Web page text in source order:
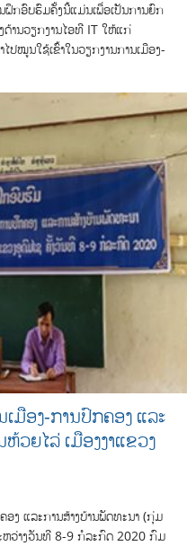
ຝຶກອົບຮົມຄັ້ງນີ້ແມ່ນເພື່ອເປັນການຍົກ
ດ້ານວຽກງານໄອທີ IT ໃຫ້ແກ່
ປໝູນໃຊ້ເຂົ້າໃນວຽກງານການເມືອງ-
ມືອງ-ການປົກຄອງ ແລະ
ວຍໄລ່ ເມືອງງາແຂວງ
ງ ແລະການ​ສ້າງ​ບ້ານ​ພັດ​ທະ​ນາ (ກຸ່ມ​
ວ່າງວັນທີ 8-9 ກໍລະກົດ 2020 ກົມ​